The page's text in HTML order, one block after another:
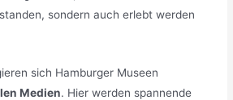
sondern auch erlebt werden
sich Hamburger Museen
Medien. Hier werden spannende